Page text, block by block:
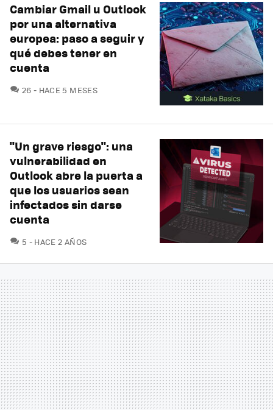
Cambiar Gmail u Outlook
por una alternativa
europea: paso a seguir y
qué debes tener en
cuenta
26 COMENTARIOS
HACE 5 MESES
"Un grave riesgo": una
vulnerabilidad en
Outlook abre la puerta a
que los usuarios sean
infectados sin darse
cuenta
5 COMENTARIOS
HACE 2 AÑOS